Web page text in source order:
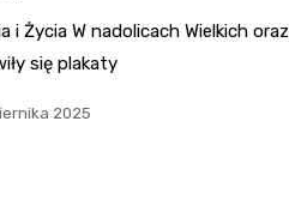
i Życia W nadolicach Wielkich oraz
się plakaty
2025